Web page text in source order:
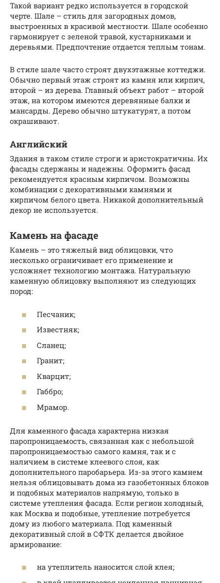
Такой вариант редко используется в городской
черте. Шале – стиль для загородных домов,
выстроенных в красивой местности. Шале особенно
гармонирует с зеленой травой, кустарниками и
деревьями. Предпочтение отдается теплым тонам.
В стиле шале часто строят двухэтажные коттеджи.
Обычно первый этаж строят из камня или кирпич,
второй – из дерева. Главный объект работ – второй
этаж, на котором имеются деревянные балки и
мансарды. Дерево обычно штукатурят, а потом
окрашивают.
Английский
Здания в таком стиле строги и аристократичны. Их
фасады сдержаны и надежны. Оформить фасад
рекомендуется красным кирпичом. Возможны
комбинации с декоративными камнями и
кирпичом белого цвета. Никакой дополнительный
декор не используется.
Камень на фасаде
Камень – это тяжелый вид облицовки, что
несколько ограничивает его применение и
усложняет технологию монтажа. Натуральную
каменную облицовку выполняют из следующих
пород:
Песчаник;
Известняк;
Сланец;
Гранит;
Кварцит;
Габбро;
Мрамор.
Для каменного фасада характерна низкая
паропроницаемость, связанная как с небольшой
паропроницаемостью самого камня, так и с
наличием в системе клеевого слоя, как
дополнительного паробарьера. Из-за этого камнем
нельзя облицовывать дома из газобетонных блоков
и подобных материалов напрямую, только в
системе утепления фасада. Если регион холодный,
как Москва и подобные, утепление потребуется
дому из любого материала. Под каменный
декоративный слой в СФТК делается двойное
армирование:
на утеплитель наносится слой клея;